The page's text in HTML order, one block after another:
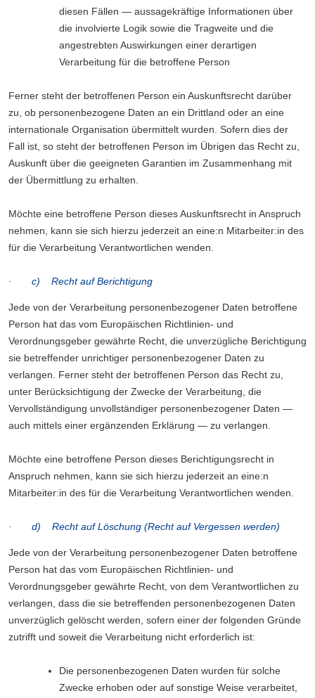
diesen Fällen — aussagekräftige Informationen über
die involvierte Logik sowie die Tragweite und die
angestrebten Auswirkungen einer derartigen
Verarbeitung für die betroffene Person
Ferner steht der betroffenen Person ein Auskunftsrecht darüber
zu, ob personenbezogene Daten an ein Drittland oder an eine
internationale Organisation übermittelt wurden. Sofern dies der
Fall ist, so steht der betroffenen Person im Übrigen das Recht zu,
Auskunft über die geeigneten Garantien im Zusammenhang mit
der Übermittlung zu erhalten.
Möchte eine betroffene Person dieses Auskunftsrecht in Anspruch
nehmen, kann sie sich hierzu jederzeit an eine:n Mitarbeiter:in des
für die Verarbeitung Verantwortlichen wenden.
· c) Recht auf Berichtigung
Jede von der Verarbeitung personenbezogener Daten betroffene
Person hat das vom Europäischen Richtlinien- und
Verordnungsgeber gewährte Recht, die unverzügliche Berichtigung
sie betreffender unrichtiger personenbezogener Daten zu
verlangen. Ferner steht der betroffenen Person das Recht zu,
unter Berücksichtigung der Zwecke der Verarbeitung, die
Vervollständigung unvollständiger personenbezogener Daten —
auch mittels einer ergänzenden Erklärung — zu verlangen.
Möchte eine betroffene Person dieses Berichtigungsrecht in
Anspruch nehmen, kann sie sich hierzu jederzeit an eine:n
Mitarbeiter:in des für die Verarbeitung Verantwortlichen wenden.
· d) Recht auf Löschung (Recht auf Vergessen werden)
Jede von der Verarbeitung personenbezogener Daten betroffene
Person hat das vom Europäischen Richtlinien- und
Verordnungsgeber gewährte Recht, von dem Verantwortlichen zu
verlangen, dass die sie betreffenden personenbezogenen Daten
unverzüglich gelöscht werden, sofern einer der folgenden Gründe
zutrifft und soweit die Verarbeitung nicht erforderlich ist:
Die personenbezogenen Daten wurden für solche
Zwecke erhoben oder auf sonstige Weise verarbeitet,